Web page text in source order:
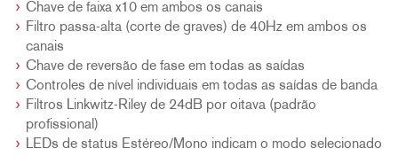
Chave de faixa x10 em ambos os canais
Filtro passa-alta (corte de graves) de 40Hz em ambos os
canais
Chave de reversão de fase em todas as saídas
Controles de nível individuais em todas as saídas de banda
Filtros Linkwitz-Riley de 24dB por oitava (padrão
profissional)
LEDs de status Estéreo/Mono indicam o modo selecionado